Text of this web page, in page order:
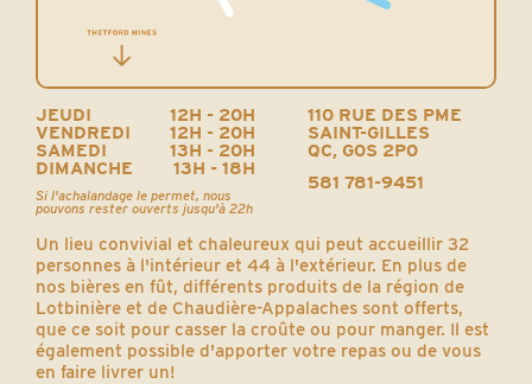
JEUDI
VENDREDI
SAMEDI
DIMANCHE
12H - 20H
12H - 20H
13H - 20H
13H - 18H
Si l'achalandage le permet, nous
pouvons rester ouverts jusqu'à 22h
110 RUE DES PME
SAINT-GILLES
QC, G0S 2P0
581 781-9451
Un lieu convivial et chaleureux qui peut accueillir 32
personnes à l'intérieur et 44 à l'extérieur. En plus de
nos bières en fût, différents produits de la région de
Lotbinière et de Chaudière-Appalaches sont offerts,
que ce soit pour casser la croûte ou pour manger. Il est
également possible d'apporter votre repas ou de vous
en faire livrer un!